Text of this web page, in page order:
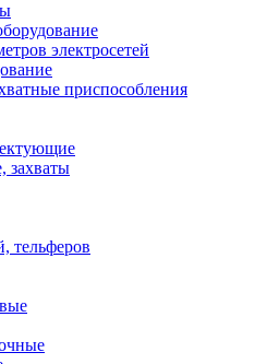
электросетей
приспособления
захваты
тельферов